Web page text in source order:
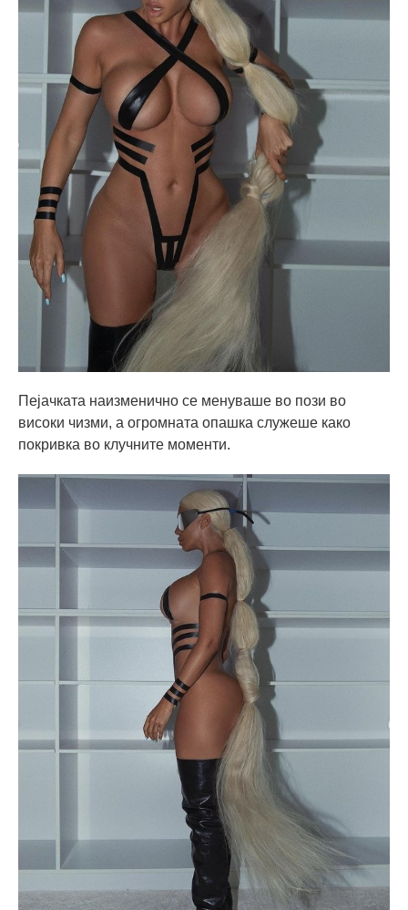
Пејачката наизменично се менуваше во пози во
високи чизми, а огромната опашка служеше како
покривка во клучните моменти.